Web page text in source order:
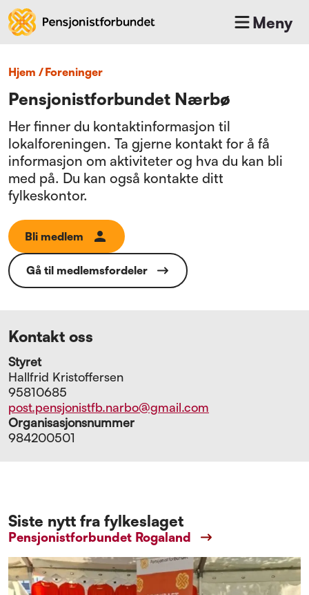
Meny
Hjem / foreninger
Pensjonistforbundet Nærbø
Her finner du kontaktinformasjon til
lokalforeningen. Ta gjerne kontakt for å få
informasjon om aktiviteter og hva du kan bli
med på. Du kan også kontakte ditt
fylkeskontor.
Bli medlem
Gå til medlemsfordeler
Kontakt oss
Styret
Hallfrid Kristoffersen
95810685
post.pensjonistfb.narbo@gmail.com
Organisasjonsnummer
984200501
Siste nytt fra fylkeslaget
Pensjonistforbundet Rogaland